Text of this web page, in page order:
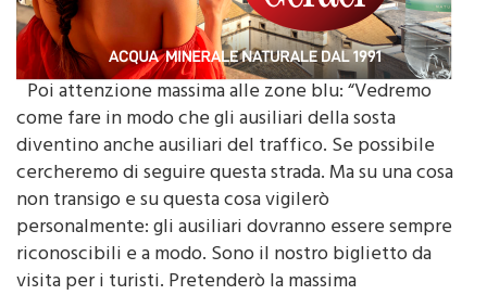
Poi attenzione massima alle zone blu: “Vedremo
come fare in modo che gli ausiliari della sosta
diventino anche ausiliari del traffico. Se possibile
cercheremo di seguire questa strada. Ma su una cosa
non transigo e su questa cosa vigilerò
personalmente: gli ausiliari dovranno essere sempre
riconoscibili e a modo. Sono il nostro biglietto da
visita per i turisti. Pretenderò la massima